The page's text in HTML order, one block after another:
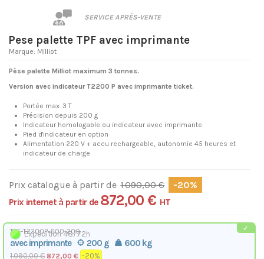
SERVICE APRÈS-VENTE
Pese palette TPF avec imprimante
Marque: Milliot
Pèse palette Milliot maximum 3 tonnes.
Version avec indicateur T2200 P avec imprimante ticket.
Portée max. 3 T
Précision depuis 200 g
Indicateur homologable ou indicateur avec imprimante
Pied d'indicateur en option
Alimentation 220 V + accu rechargeable, autonomie 45 heures et
indicateur de charge
Prix catalogue à partir de 1 090,00 € -20%
Prix internet à partir de 872,00 € HT
TPF-T2200P-600-200
avec imprimante 200 g 600 kg
1 090,00 € 872,00 € -20%
Expédition 48/72h